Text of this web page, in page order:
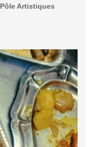
Pôle Artistiques